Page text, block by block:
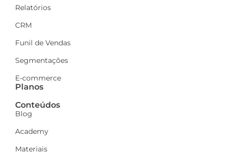
Relatórios
CRM
Funil de Vendas
Segmentações
E-commerce
Planos
Conteúdos
Blog
Academy
Materiais